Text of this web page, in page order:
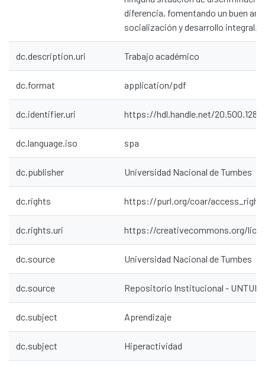
diferencia, fomentando un buen
socialización y desarrollo integral.
dc.description.uri Trabajo académico
dc.format application/pdf
dc.identifier.uri https://hdl.handle.net/
dc.language.iso spa
dc.publisher Universidad Nacional de Tumbes
dc.rights https://purl.org/coar/
dc.rights.uri https://creativecommons.org/
dc.source Universidad Nacional de Tumbes
dc.source Repositorio Institucional -
dc.subject Aprendizaje
dc.subject Hiperactividad